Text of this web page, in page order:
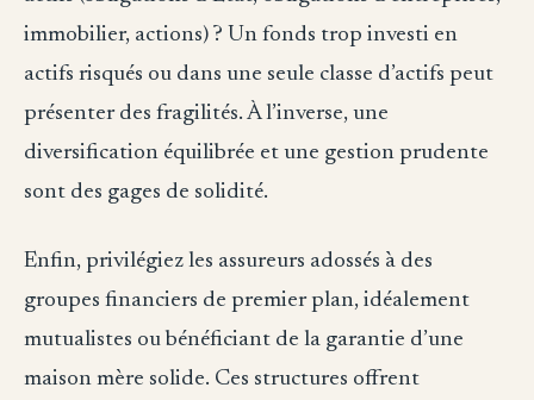
immobilier, actions) ? Un fonds trop investi en
actifs risqués ou dans une seule classe d’actifs peut
présenter des fragilités. À l’inverse, une
diversification équilibrée et une gestion prudente
sont des gages de solidité.
Enfin, privilégiez les assureurs adossés à des
groupes financiers de premier plan, idéalement
mutualistes ou bénéficiant de la garantie d’une
maison mère solide. Ces structures offrent